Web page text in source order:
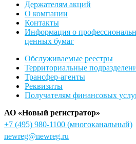
Держателям акций
О компании
Контакты
Информация о
ценных бумаг
Обслуживаемые реестры
Территориальные
Трансфер-агенты
Реквизиты
Получателям финансовых
АО «Новый регистратор»
+7 (495) 980-1100 (многоканальный)
newreg@newreg.ru